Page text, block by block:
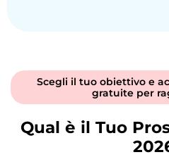
Scegli il tuo obiettivo e
gratuite per
Qual è il Tuo